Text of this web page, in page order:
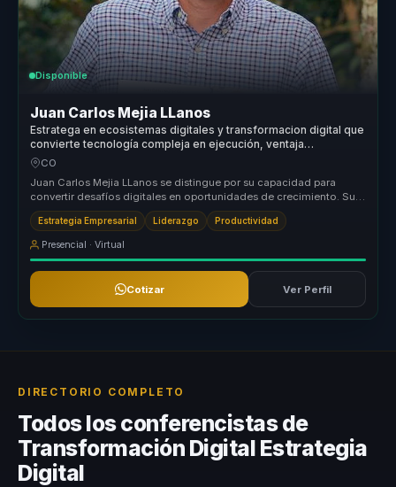
Disponible
Juan Carlos Mejia LLanos
Estratega en ecosistemas digitales y transformacion digital que
convierte tecnología compleja en ejecución, ventaja
competitiva y decisiones para empresas.
CO
Juan Carlos Mejia LLanos se distingue por su capacidad para
convertir desafíos digitales en oportunidades de crecimiento. Su
enfoque únic...
Estrategia Empresarial Liderazgo Productividad
Presencial · Virtual
Cotizar Ver Perfil
DIRECTORIO COMPLETO
Todos los conferencistas de
Transformación Digital Estrategia
Digital